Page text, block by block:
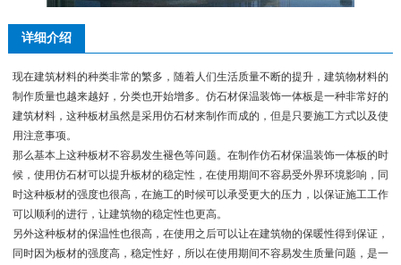
详细介绍
现在建筑材料的种类非常的繁多，随着人们生活质量不断的提升，建筑物材料的
制作质量也越来越好，分类也开始增多。仿石材保温装饰一体板是一种非常好的
建筑材料，这种板材虽然是采用仿石材来制作而成的，但是只要施工方式以及使
用注意事项。
那么基本上这种板材不容易发生褪色等问题。在制作仿石材保温装饰一体板的时
候，使用仿石材可以提升板材的稳定性，在使用期间不容易受外界环境影响，同
时这种板材的强度也很高，在施工的时候可以承受更大的压力，以保证施工工作
可以顺利的进行，让建筑物的稳定性也更高。
另外这种板材的保温性也很高，在使用之后可以让在建筑物的保暖性得到保证，
同时因为板材的强度高，稳定性好，所以在使用期间不容易发生质量问题，是一